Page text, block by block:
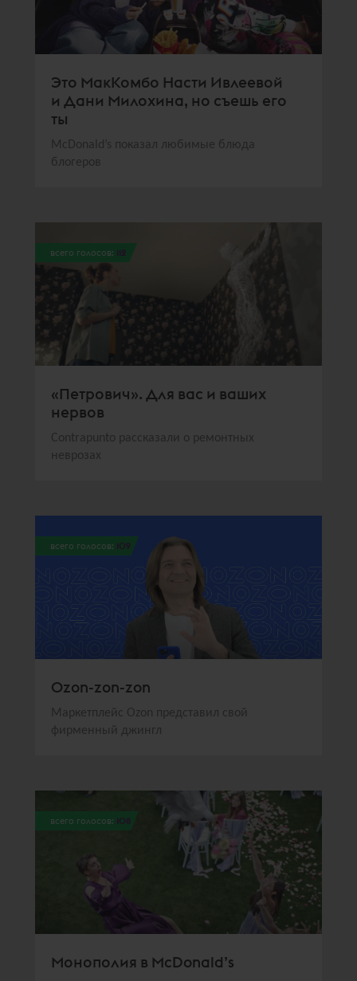
Это МакКомбо Насти Ивлеевой
и Дани Милохина, но съешь его
ты
McDonald’s показал любимые блюда
блогеров
всего голосов: 112
«Петрович». Для вас и ваших
нервов
Contrapunto рассказали о ремонтных
неврозах
всего голосов: 109
Ozon-zon-zon
Маркетплейс Ozon представил свой
фирменный джингл
всего голосов: 108
Монополия в McDonald’s